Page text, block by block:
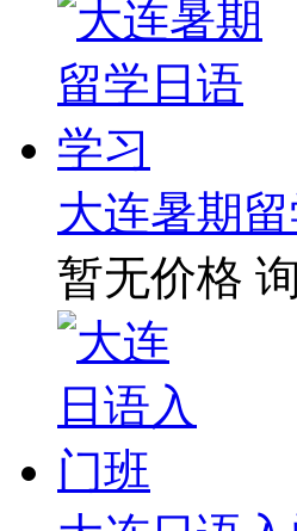
大连暑期
暂无价格